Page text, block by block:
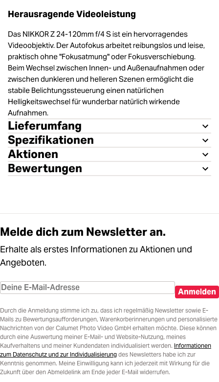
Herausragende Videoleistung
Das NIKKOR Z 24-120mm f/4 S ist ein hervorragendes
Videoobjektiv. Der Autofokus arbeitet reibungslos und leise,
praktisch ohne "Fokusatmung" oder Fokusverschiebung.
Beim Wechsel zwischen Innen- und Außenaufnahmen oder
zwischen dunkleren und helleren Szenen ermöglicht die
stabile Belichtungssteuerung einen natürlichen
Helligkeitswechsel für wunderbar natürlich wirkende
Aufnahmen.
Lieferumfang
Spezifikationen
Aktionen
Bewertungen
Melde dich zum Newsletter an.
Erhalte als erstes Informationen zu Aktionen und
Angeboten.
Anmelden
Durch die Anmeldung stimme ich zu, dass ich regelmäßig Newsletter sowie E-
Mails zu Bewertungsaufforderungen, Warenkorberinnerungen und personalisierte
Nachrichten von der Calumet Photo Video GmbH erhalten möchte. Diese können
durch eine Auswertung meiner E-Mail- und Website-Nutzung, meines
Kaufverhaltens und meiner Kundendaten individualisiert werden. Informationen
zum Datenschutz und zur Individualisierung des Newsletters habe ich zur
Kenntnis genommen. Meine Einwilligung kann ich jederzeit mit Wirkung für die
Zukunft über den Abmeldelink am Ende jeder E-Mail widerrufen.